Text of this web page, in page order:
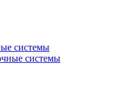
системы
системы